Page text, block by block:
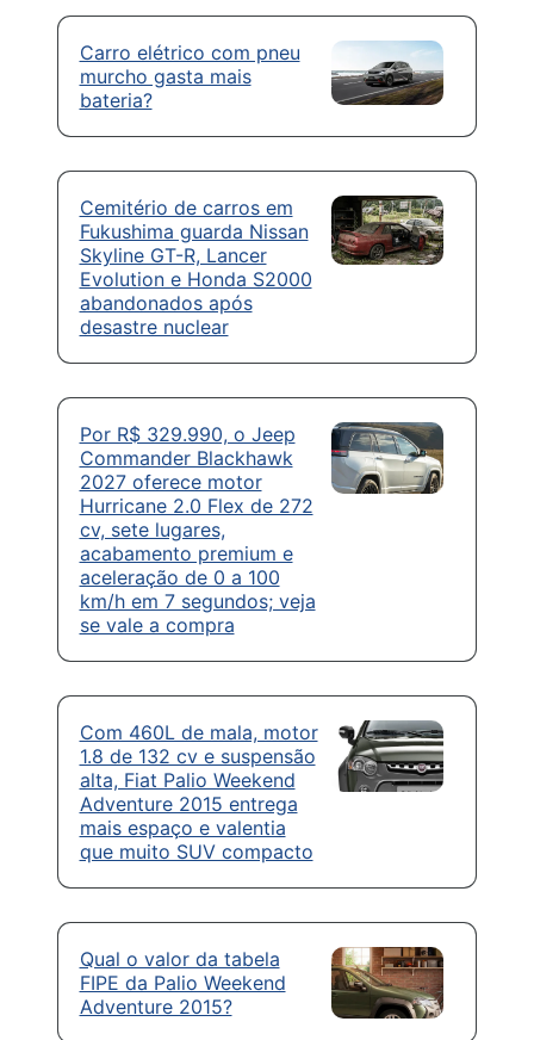
Carro elétrico com pneu
murcho gasta mais
bateria?
Cemitério de carros em
Fukushima guarda Nissan
Skyline GT-R, Lancer
Evolution e Honda S2000
abandonados após
desastre nuclear
Por R$ 329.990, o Jeep
Commander Blackhawk
2027 oferece motor
Hurricane 2.0 Flex de 272
cv, sete lugares,
acabamento premium e
aceleração de 0 a 100
km/h em 7 segundos; veja
se vale a compra
Com 460L de mala, motor
1.8 de 132 cv e suspensão
alta, Fiat Palio Weekend
Adventure 2015 entrega
mais espaço e valentia
que muito SUV compacto
Qual o valor da tabela
FIPE da Palio Weekend
Adventure 2015?